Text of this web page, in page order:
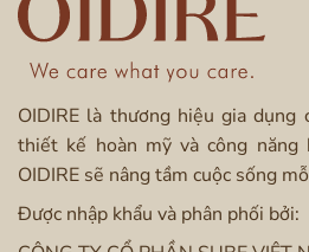
OIDIRE là thương hiệu gia dụng
thiết kế hoàn mỹ và công năng
OIDIRE sẽ nâng tầm cuộc sống
Được nhập khẩu và phân phối bởi: